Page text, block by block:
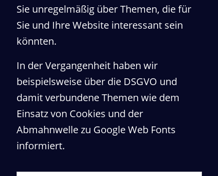
Sie unregelmäßig über Themen, die für
Sie und Ihre Website interessant sein
könnten.
In der Vergangenheit haben wir
beispielsweise über die DSGVO und
damit verbundene Themen wie dem
Einsatz von Cookies und der
Abmahnwelle zu Google Web Fonts
informiert.